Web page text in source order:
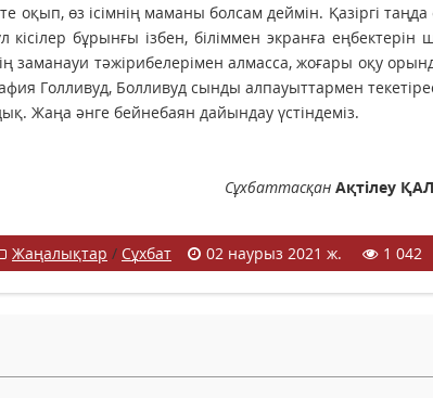
өз ісімнің маманы болсам деймін. Қазіргі таңда
кісілер бұрынғы ізбен, біліммен экранға еңбектерін
заманауи тәжірибелерімен алмасса, жоғары оқу
Голливуд, Болливуд сынды алпауыттармен
Жаңа әнге бейнебаян дайындау үстіндеміз.
Сұхбаттасқан Ақтілеу
Жаңалықтар / Сұхбат 02 наурыз 2021 ж. 1 042